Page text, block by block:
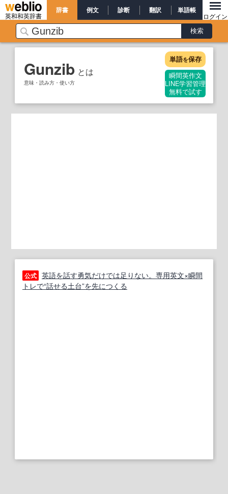
英和和英辞書
辞書 例文 診断 翻訳 単語帳
ログイン
Gunzib とは
意味・読み方・使い方
単語を保存
瞬間英作文
LINE学習管理
無料で試す
公式 英語を話す勇気だけでは足りない。専用英文×瞬間
トレで“話せる土台”を先につくる